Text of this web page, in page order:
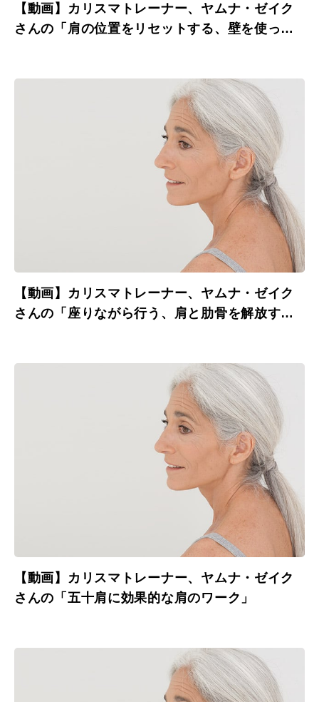
【動画】カリスマトレーナー、ヤムナ・ゼイク
さんの「肩の位置をリセットする、壁を使った
【動画】カリスマトレーナー、ヤムナ・ゼイク
さんの「座りながら行う、肩と肋骨を解放する
【動画】カリスマトレーナー、ヤムナ・ゼイク
さんの「五十肩に効果的な肩のワーク」